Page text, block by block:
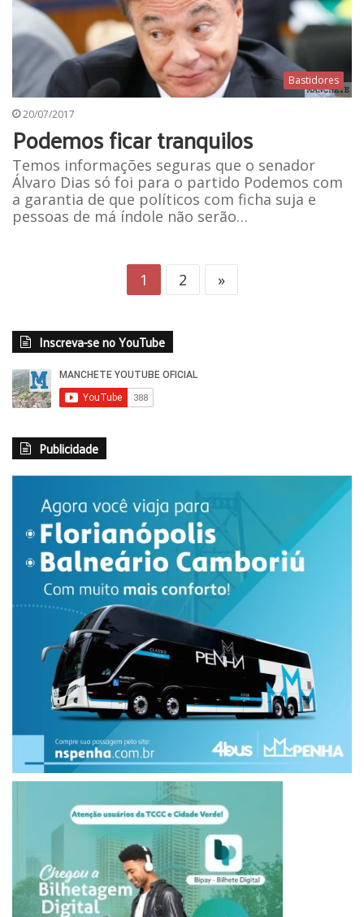
Bastidores
20/07/2017
Podemos ficar tranquilos
Temos informações seguras que o senador
Álvaro Dias só foi para o partido Podemos com
a garantia de que políticos com ficha suja e
pessoas de má índole não serão…
1 2 »
Inscreva-se no YouTube
Publicidade